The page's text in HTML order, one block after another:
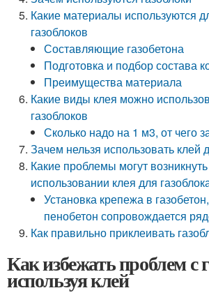
Какие материалы используются
газоблоков
Составляющие газобетона
Подготовка и подбор состава
Преимущества материала
Какие виды клея можно
газоблоков
Сколько надо на 1 м3, от чего
Зачем нельзя использовать клей
Какие проблемы могут
использовании клея для
Установка крепежа в
пенобетон сопровождается
Как правильно приклеивать
Как избежать проблем с
используя клей